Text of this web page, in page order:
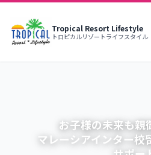
Tropical Resort Lifestyle
トロピカルリゾートライフスタイル
お子様の未来も親
マレーシアインター校